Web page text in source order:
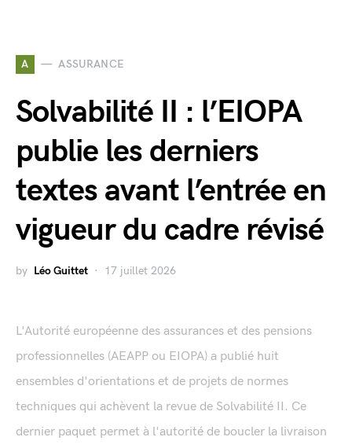
A ASSURANCE
Solvabilité II : l’EIOPA
publie les derniers
textes avant l’entrée en
vigueur du cadre révisé
by Léo Guittet 17 juillet 2026
L'Autorité européenne des assurances et des pensions
professionnelles (AEAPP ou EIOPA) a publié huit
ensembles d'orientations et de projets de normes
techniques qui achèvent la revue de Solvabilité II. Ce
dernier paquet permet à l'autorité de boucler la livraison